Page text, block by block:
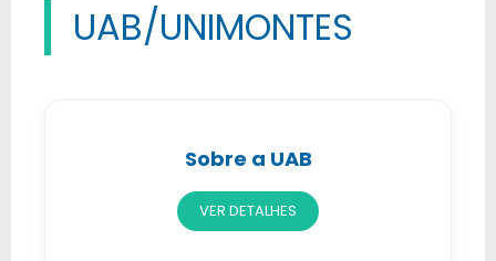
UAB/UNIMONTES
Sobre a UAB
VER DETALHES